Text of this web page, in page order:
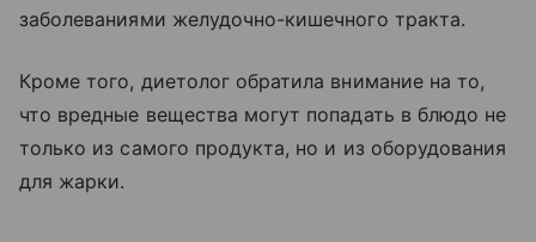
заболеваниями желудочно-кишечного тракта.
Кроме того, диетолог обратила внимание на то,
что вредные вещества могут попадать в блюдо не
только из самого продукта, но и из оборудования
для жарки.